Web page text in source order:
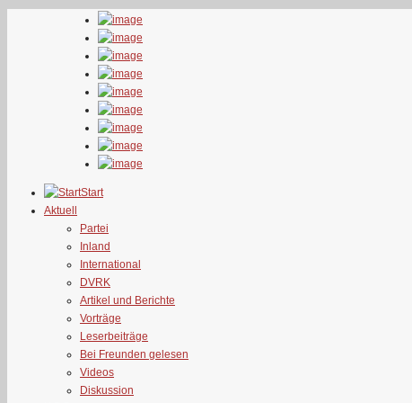
Start
Aktuell
Partei
Inland
International
DVRK
Artikel und Berichte
Vorträge
Leserbeiträge
Bei Freunden gelesen
Videos
Diskussion